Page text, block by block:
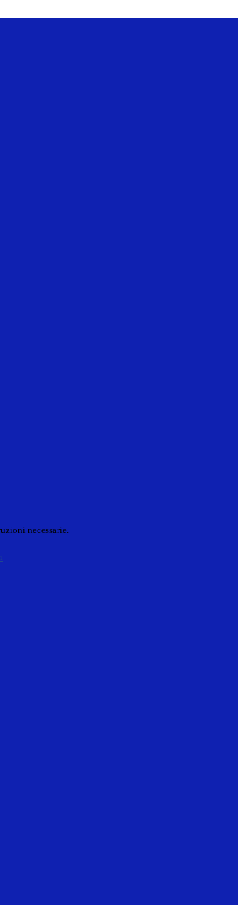
necessarie.